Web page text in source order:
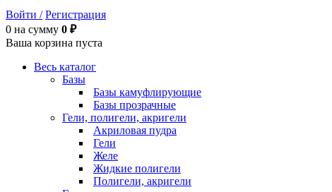
Войти / Регистрация
0 на сумму 0 ₽
Ваша корзина пуста
Весь каталог
Базы
Базы камуфлирующие
Базы прозрачные
Гели, полигели, акригели
Акриловая пудра
Гели
Желе
Жидкие полигели
Полигели, акригели